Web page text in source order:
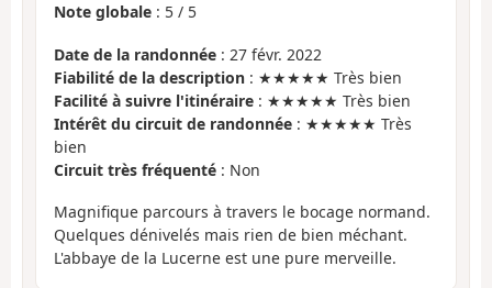
Note globale : 5 / 5
Date de la randonnée : 27 févr. 2022
Fiabilité de la description : ★★★★★ Très bien
Facilité à suivre l'itinéraire : ★★★★★ Très bien
Intérêt du circuit de randonnée : ★★★★★ Très
bien
Circuit très fréquenté : Non
Magnifique parcours à travers le bocage normand.
Quelques dénivelés mais rien de bien méchant.
L'abbaye de la Lucerne est une pure merveille.